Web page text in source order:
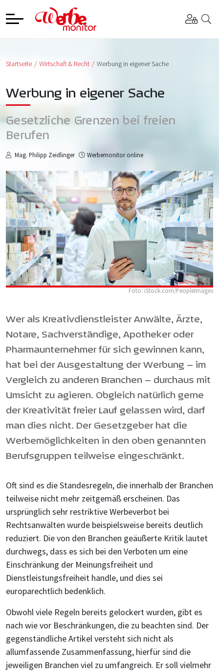
Startseite Wirtschaft & Recht Werbung in eigener Sache
Werbung in eigener Sache
Gesetzliche Grenzen bei freien
Berufen
Mag. Philipp Zeidlinger Werbemonitor online
Foto: iStock.com/PeopleImages
Wer als Kreativdienstleister Anwälte, Ärzte,
Notare, Sachverständige, Apotheker oder
Pharmaunternehmer für sich gewinnen kann,
hat bei der Ausgestaltung der Werbung – im
Vergleich zu anderen Branchen – durchaus mit
Umsicht zu agieren. Obgleich natürlich gerne
der Kreativität freier Lauf gelassen wird, darf
man dies nicht. Der Gesetzgeber hat die
Werbemöglichkeiten in den oben genannten
Berufsgruppen teilweise eingeschränkt.
Oft sind es die Standesregeln, die innerhalb der Branchen
teilweise nicht mehr zeitgemäß erscheinen. Das
ursprünglich sehr restriktive Werbeverbot bei
Rechtsanwälten wurde beispielsweise bereits deutlich
reduziert. Die von den Branchen geäußerte Kritik lautet
durchwegs, dass es sich bei den Verboten um eine
Einschränkung der Meinungsfreiheit und
Dienstleistungsfreiheit handle, und dies sei
europarechtlich bedenklich.
Obwohl viele Regeln bereits gelockert wurden, gibt es
nach wie vor Beschränkungen, die zu beachten sind. Der
gegenständliche Artikel versteht sich nicht als
allumfassende Zusammenfassung, hierfür sind die
jeweiligen Branchen viel zu umfangreich. Er soll vielmehr